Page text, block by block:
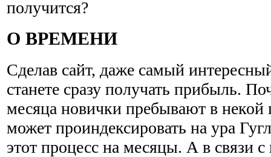
получится?
О ВРЕМЕНИ
Сделав сайт, даже самый
станете сразу получать прибыль.
месяца новички пребывают в некой
может проиндексировать на ура
этот процесс на месяцы. А в связи